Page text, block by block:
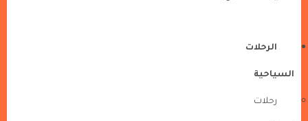
الرحلات
السياحية
رحلات